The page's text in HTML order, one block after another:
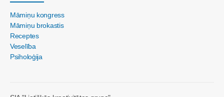
Māmiņu kongress
Māmiņu brokastis
Receptes
Veselība
Psiholoģija